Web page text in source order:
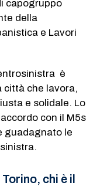
capogruppo
della
e Lavori
è
città che lavora,
e solidale. Lo
con il M5s
guadagnato le
chi è il